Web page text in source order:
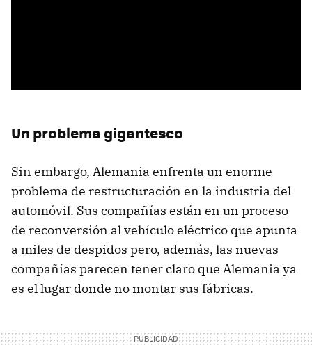
Un problema gigantesco
Sin embargo, Alemania enfrenta un enorme
problema de restructuración en la industria del
automóvil. Sus compañías están en un proceso
de reconversión al vehículo eléctrico que apunta
a miles de despidos pero, además, las nuevas
compañías parecen tener claro que Alemania ya
es el lugar donde no montar sus fábricas.